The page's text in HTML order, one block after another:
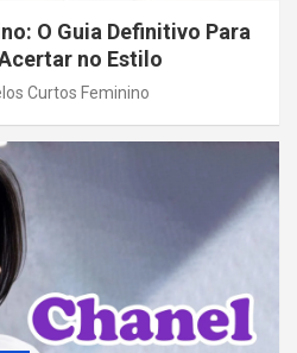
O Guia Definitivo Para
no Estilo
Curtos Feminino